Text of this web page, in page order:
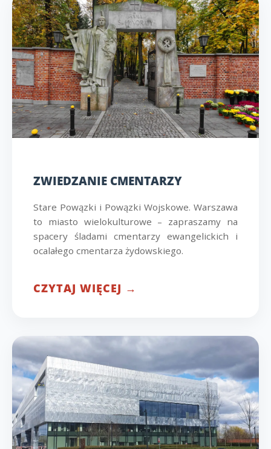
ZWIEDZANIE CMENTARZY
Stare Powązki i Powązki Wojskowe. Warszawa
to miasto wielokulturowe – zapraszamy na
spacery śladami cmentarzy ewangelickich i
ocalałego cmentarza żydowskiego.
CZYTAJ WIĘCEJ →